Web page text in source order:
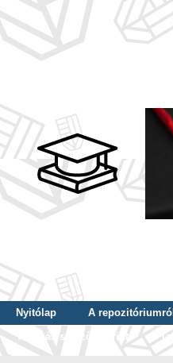
Nyitólap A repozitóriumról
Tallózás szerző szerint